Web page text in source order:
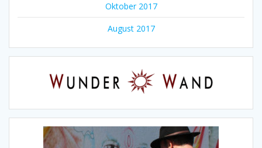
Oktober 2017
August 2017